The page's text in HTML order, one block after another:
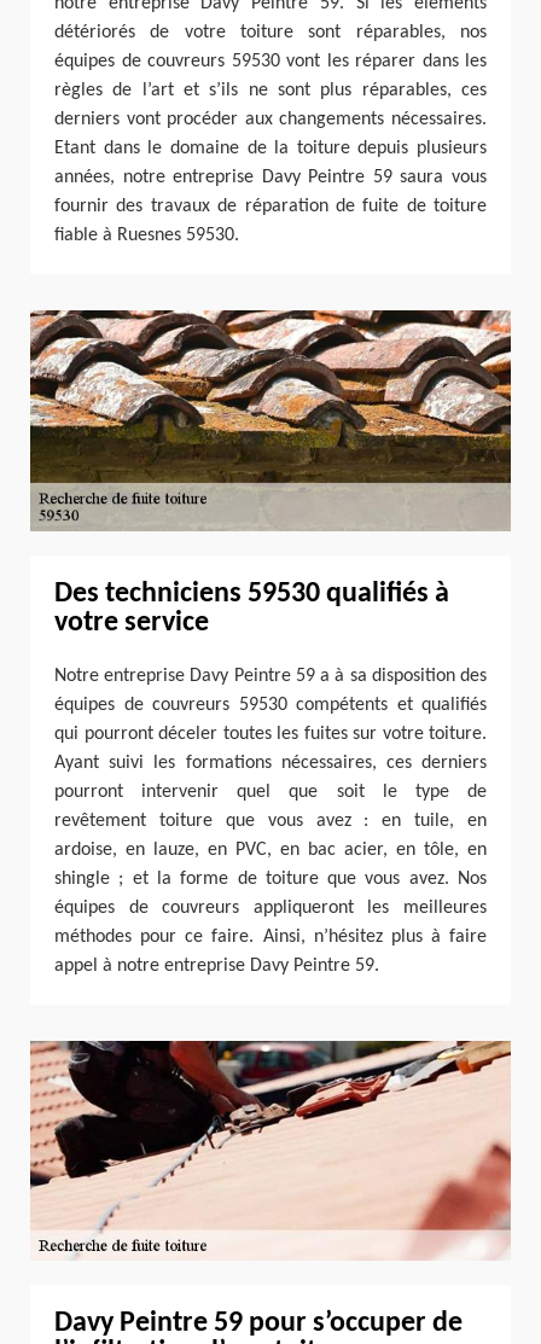
notre entreprise Davy Peintre 59. Si les éléments
détériorés de votre toiture sont réparables, nos
équipes de couvreurs 59530 vont les réparer dans les
règles de l’art et s’ils ne sont plus réparables, ces
derniers vont procéder aux changements nécessaires.
Etant dans le domaine de la toiture depuis plusieurs
années, notre entreprise Davy Peintre 59 saura vous
fournir des travaux de réparation de fuite de toiture
fiable à Ruesnes 59530.
Des techniciens 59530 qualifiés à
votre service
Notre entreprise Davy Peintre 59 a à sa disposition des
équipes de couvreurs 59530 compétents et qualifiés
qui pourront déceler toutes les fuites sur votre toiture.
Ayant suivi les formations nécessaires, ces derniers
pourront intervenir quel que soit le type de
revêtement toiture que vous avez : en tuile, en
ardoise, en lauze, en PVC, en bac acier, en tôle, en
shingle ; et la forme de toiture que vous avez. Nos
équipes de couvreurs appliqueront les meilleures
méthodes pour ce faire. Ainsi, n’hésitez plus à faire
appel à notre entreprise Davy Peintre 59.
Davy Peintre 59 pour s’occuper de